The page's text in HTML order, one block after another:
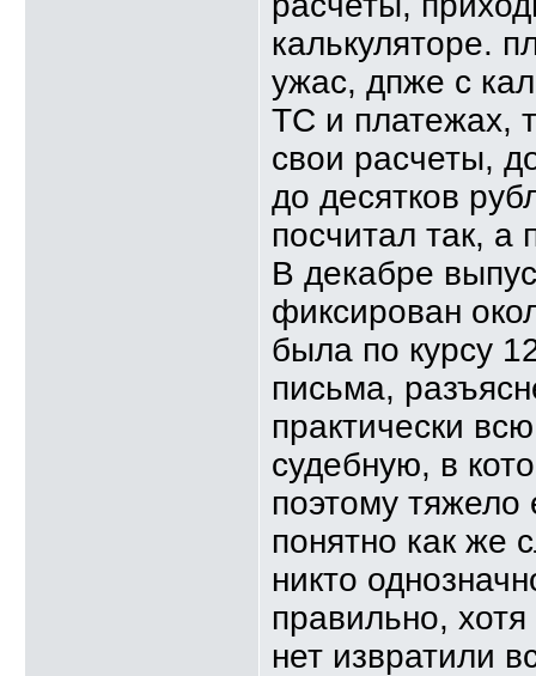
калькуляторе.
ужас, дпже с
ТС и платежах,
свои расчеты,
до десятков
посчитал так, а
В декабре
фиксирован
была по курсу
письма,
практически
судебную, в
поэтому тяжело
понятно как же
никто
правильно,
нет извратили